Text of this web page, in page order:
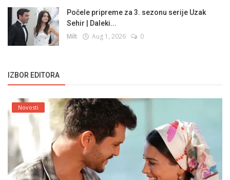
Počele pripreme za 3. sezonu serije Uzak
Sehir | Daleki...
Milt Aug 1, 2026 0
IZBOR EDITORA
Novosti